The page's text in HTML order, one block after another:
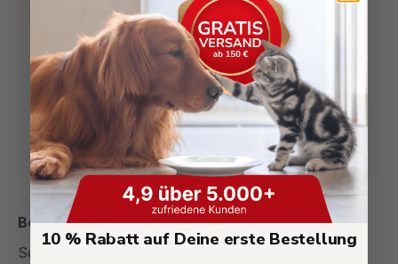
Premium-Zutaten – artgerecht und
transparent deklariert
Sichere Zahlungsarten – PayPal, Rechnung,
Apple Pay, Klarna uvm.
30 Tage Geld-zurück-Garantie
Mehr als 167 mal gekauft!
Beschreibung
Sonderangebot Getreidefreies Hundefutter –
10 % Rabatt auf Deine erste Bestellung